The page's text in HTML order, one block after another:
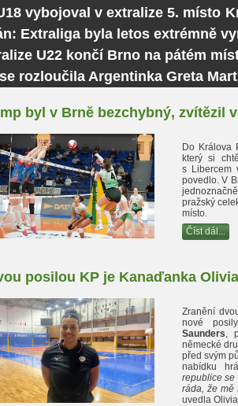
vybojoval v extralize 5. místo
Extraliga byla letos extrémně
U22 končí Brno na pátém
rozloučila Argentinka Greta
byl v Brně bezchybný, zvítězil
Do Králova
který si
s Libercem
povedlo. V
pražský
místo.
Číst dál...
posilou KP je Kanaďanka
Zranění
nové
Saunders,
německé
před svým
nabídku
republice se
ráda, že mě
uvedla